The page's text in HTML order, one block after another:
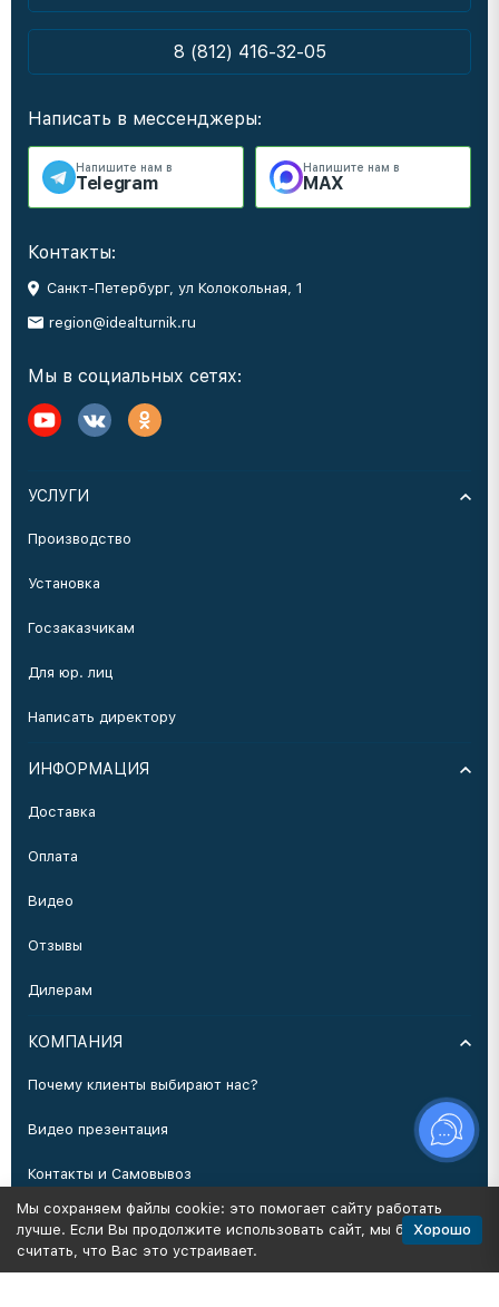
8 (812) 416-32-05
Написать в мессенджеры:
Напишите нам в
Telegram
Напишите нам в
MAX
Контакты:
Санкт-Петербург, ул Колокольная, 1
region@idealturnik.ru
Мы в социальных сетях:
УСЛУГИ
Производство
Установка
Госзаказчикам
Для юр. лиц
Написать директору
ИНФОРМАЦИЯ
Доставка
Оплата
Видео
Отзывы
Дилерам
КОМПАНИЯ
Почему клиенты выбирают нас?
Видео презентация
Контакты и Самовывоз
Производство
Мы сохраняем файлы cookie: это помогает сайту работать
лучше. Если Вы продолжите использовать сайт, мы будем
считать, что Вас это устраивает.
Хорошо